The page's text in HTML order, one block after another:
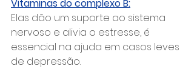
Vitaminas do complexo B:
Elas dão um suporte ao sistema
nervoso e alivia o estresse, é
essencial na ajuda em casos leves
de depressão.